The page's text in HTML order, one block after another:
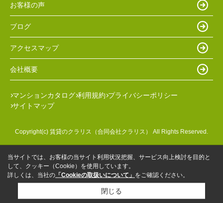
お客様の声
ブログ
アクセスマップ
会社概要
マンションカタログ 利用規約 プライバシーポリシー
サイトマップ
Copyright(c) 賃貸のクラリス（合同会社クラリス） All Rights Reserved.
当サイトでは、お客様の当サイト利用状況把握、サービス向上検討を目的と
して、クッキー（Cookie）を使用しています。
詳しくは、当社の 「Cookieの取扱いについて」 をご確認ください。
閉じる